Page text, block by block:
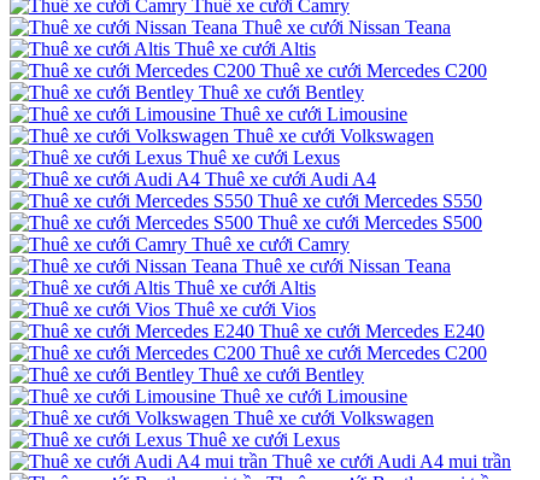
Thuê xe cưới Camry
Thuê xe cưới Nissan Teana
Thuê xe cưới Altis
Thuê xe cưới Mercedes C200
Thuê xe cưới Bentley
Thuê xe cưới Limousine
Thuê xe cưới Volkswagen
Thuê xe cưới Lexus
Thuê xe cưới Audi A4
Thuê xe cưới Mercedes S550
Thuê xe cưới Mercedes S500
Thuê xe cưới Camry
Thuê xe cưới Nissan Teana
Thuê xe cưới Altis
Thuê xe cưới Vios
Thuê xe cưới Mercedes E240
Thuê xe cưới Mercedes C200
Thuê xe cưới Bentley
Thuê xe cưới Limousine
Thuê xe cưới Volkswagen
Thuê xe cưới Lexus
Thuê xe cưới Audi A4 mui trần